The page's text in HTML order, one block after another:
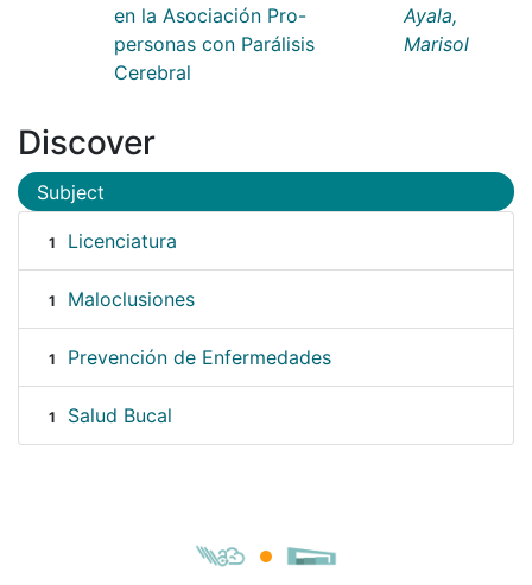
en la Asociación Pro-
personas con Parálisis
Cerebral
Ayala,
Marisol
Discover
Subject
1 Licenciatura
1 Maloclusiones
1 Prevención de Enfermedades
1 Salud Bucal